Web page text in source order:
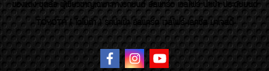
ของแต่ง ชุดล้อ ผู้เชี่ยวชาญเฉพาะทางรถยนต์ อัลพาร์ด เวลไฟร์ นำเข้า ประดับยนต์
TOYOTA ( โตโยต้า ) รถนำเข้า อัลพาร์ด เวลไฟร์ เลกซัส มาเจสตี้